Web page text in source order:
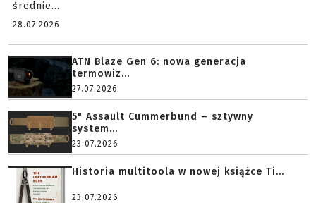
średnie...
28.07.2026
ATN Blaze Gen 6: nowa generacja
termowiz...
27.07.2026
5" Assault Cummerbund – sztywny
system...
23.07.2026
Historia multitoola w nowej książce Ti...
23.07.2026